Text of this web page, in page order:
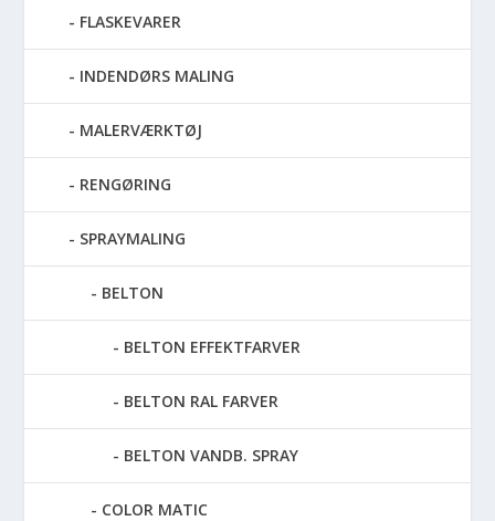
FLASKEVARER
INDENDØRS MALING
MALERVÆRKTØJ
RENGØRING
SPRAYMALING
BELTON
BELTON EFFEKTFARVER
BELTON RAL FARVER
BELTON VANDB. SPRAY
COLOR MATIC